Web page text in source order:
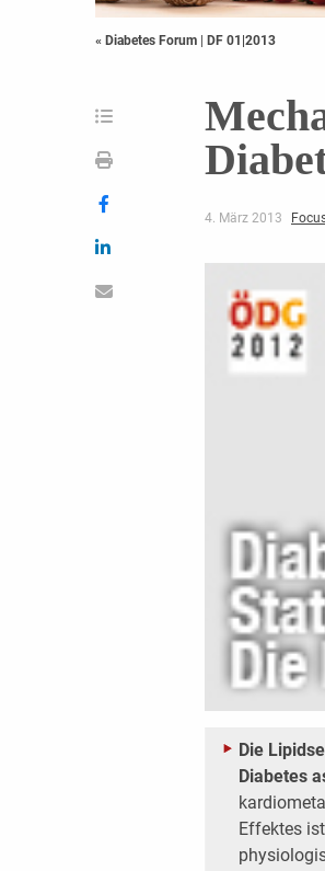
« Diabetes Forum | DF 01|2013
4. März 2013
Die
Diabetes
Effektes